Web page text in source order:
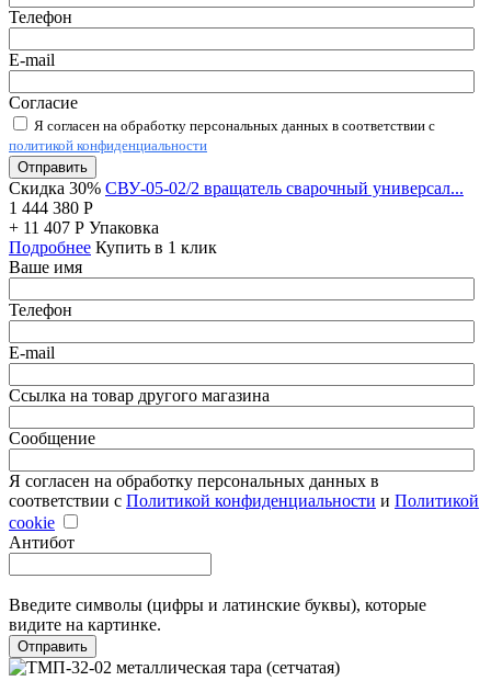
Телефон
E-mail
Согласие
Я согласен на обработку персональных данных в соответствии с
политикой конфиденциальности
Отправить
Скидка 30% СВУ-05-02/2 вращатель сварочный универсал...
1 444 380 Р
+ 11 407 Р Упаковка
Подробнее Купить в 1 клик
Ваше имя
Телефон
E-mail
Ссылка на товар другого магазина
Сообщение
Я согласен на обработку персональных данных в
соответствии с Политикой конфиденциальности и Политикой
cookie
Антибот
Введите символы (цифры и латинские буквы), которые
видите на картинке.
Отправить